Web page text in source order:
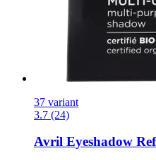
37 variant
3.7 (24)
Avril Eyeshadow